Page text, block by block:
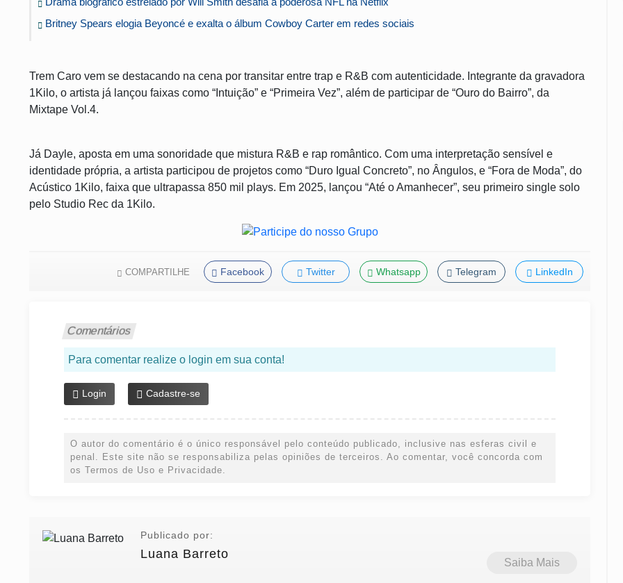
Britney Spears elogia Beyoncé e exalta o álbum Cowboy Carter em redes sociais
Trem Caro vem se destacando na cena por transitar entre trap e R&B com autenticidade. Integrante da gravadora
1Kilo, o artista já lançou faixas como “Intuição” e “Primeira Vez”, além de participar de “Ouro do Bairro”, da
Mixtape Vol.4.
Já Dayle, aposta em uma sonoridade que mistura R&B e rap romântico. Com uma interpretação sensível e
identidade própria, a artista participou de projetos como “Duro Igual Concreto”, no Ângulos, e “Fora de Moda”, do
Acústico 1Kilo, faixa que ultrapassa 850 mil plays. Em 2025, lançou “Até o Amanhecer”, seu primeiro single solo
pelo Studio Rec da 1Kilo.
COMPARTILHE Facebook Twitter Whatsapp Telegram LinkedIn
Comentários
Para comentar realize o login em sua conta!
Login Cadastre-se
O autor do comentário é o único responsável pelo conteúdo publicado, inclusive nas esferas civil e
penal. Este site não se responsabiliza pelas opiniões de terceiros. Ao comentar, você concorda com
os Termos de Uso e Privacidade.
Publicado por:
Luana Barreto
Saiba Mais